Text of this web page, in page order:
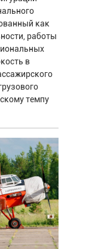
как
работы
в
темпу